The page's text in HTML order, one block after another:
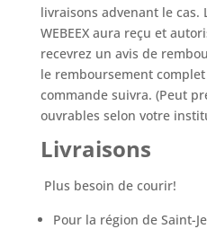
livraisons advenant le cas.
WEBEEX aura reçu et
recevrez un avis de
le remboursement
commande suivra. (Peut
ouvrables selon votre
Livraisons
Plus besoin de courir!
Pour la région de Saint-